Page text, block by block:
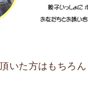
いた方はもちろん